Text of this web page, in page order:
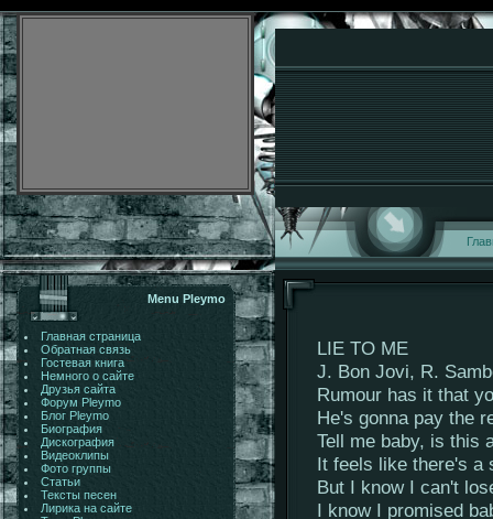
Menu Pleymo
Главная страница
Обратная связь
Гостевая книга
Немного о сайте
Друзья сайта
Форум Pleymo
Блог Pleymo
Биография
Дискография
Видеоклипы
Фото группы
Статьи
Тексты песен
Лирика на сайте
LIE TO ME
J. Bon Jovi, R.
Rumour has it that
He's gonna pay the
Tell me baby, is this
It feels like there's a
But I know I can't
I know I promised